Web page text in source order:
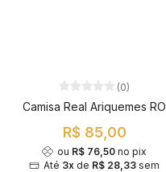
(0)
Camisa Real Ariquemes RO
R$ 85,00
ou R$ 76,50no pix
Até 3x de R$ 28,33 sem